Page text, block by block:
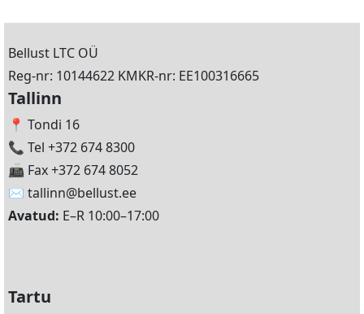
Bellust LTC OÜ
Reg-nr: 10144622 KMKR-nr: EE100316665
Tallinn
📍 Tondi 16
📞 Tel +372 674 8300
📠 Fax +372 674 8052
✉️ tallinn@bellust.ee
Avatud: E–R 10:00–17:00
Tartu